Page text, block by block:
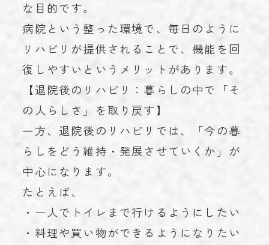
な目的です。
病院という整った環境で、毎日のように
リハビリが提供されることで、機能を回
復しやすいというメリットがあります。
【退院後のリハビリ：暮らしの中で「そ
の人らしさ」を取り戻す】
一方、退院後のリハビリでは、「今の暮
らしをどう維持・発展させていくか」が
中心になります。
たとえば、
・一人でトイレまで行けるようにしたい
・料理や買い物ができるようになりたい